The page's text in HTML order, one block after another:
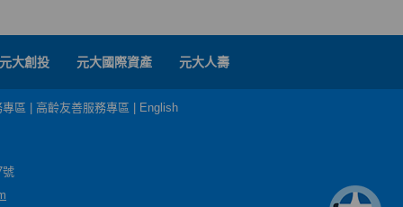
元大創投 元大國際資產 元大人壽
區 高齡友善服務專區 English
號